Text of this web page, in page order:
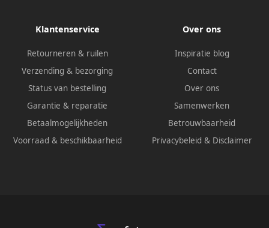
Klantenservice
Retourneren & ruilen
Verzending & bezorging
Status van bestelling
Garantie & reparatie
Betaalmogelijkheden
Voorraad & beschikbaarheid
Over ons
Inspiratie blog
Contact
Over ons
Samenwerken
Betrouwbaarheid
Privacybeleid & Disclaimer